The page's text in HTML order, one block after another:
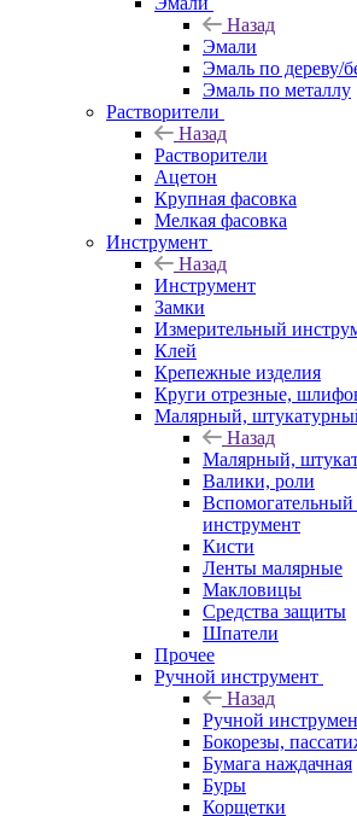
Назад
Эмали
Эмаль по дереву/
Эмаль по металлу
Растворители
Назад
Растворители
Ацетон
Крупная фасовка
Мелкая фасовка
Инструмент
Назад
Инструмент
Замки
Измерительный
Клей
Крепежные изделия
Круги отрезные,
Малярный,
Назад
Малярный,
Валики, роли
инструмент
Кисти
Ленты малярные
Макловицы
Средства защиты
Шпатели
Прочее
Ручной инструмент
Назад
Ручной
Бокорезы,
Бумага наждачная
Буры
Корщетки